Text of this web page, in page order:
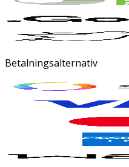
Betalningsalternativ